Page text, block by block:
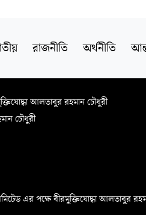
রাজনীতি অর্থনীতি
আলতাবুর রহমান চৌধুরী
চৌধুরী
এর পক্ষে বীরমুক্তিযোদ্ধা আলতাবুর